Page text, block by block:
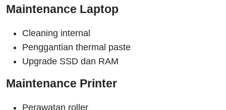
Maintenance Laptop
Cleaning internal
Penggantian thermal paste
Upgrade SSD dan RAM
Maintenance Printer
Perawatan roller